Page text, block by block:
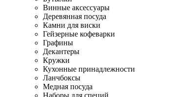
Винные аксессуары
Деревянная посуда
Камни для виски
Гейзерные кофеварки
Графины
Декантеры
Кружки
Кухонные принадлежности
Ланчбоксы
Медная посуда
Наборы для специй